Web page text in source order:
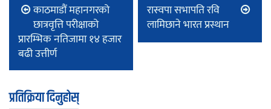
काठमाडौं महानगरको
छात्रवृत्ति परीक्षाको
प्रारम्भिक नतिजामा १४ हजार
बढी उत्तीर्ण
रास्वपा सभापति रवि
लामिछाने भारत प्रस्थान
प्रतिक्रिया दिनुहोस्